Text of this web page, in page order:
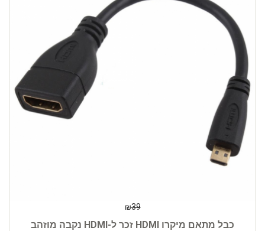
₪39
כבל מתאם מיקרו HDMI זכר ל-HDMI נקבה מוזהב